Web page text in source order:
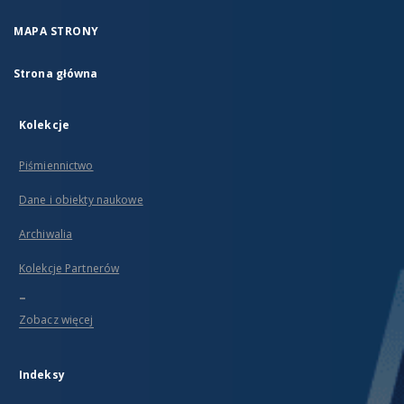
MAPA STRONY
Strona główna
Kolekcje
Piśmiennictwo
Dane i obiekty naukowe
Archiwalia
Kolekcje Partnerów
...
Zobacz więcej
Indeksy